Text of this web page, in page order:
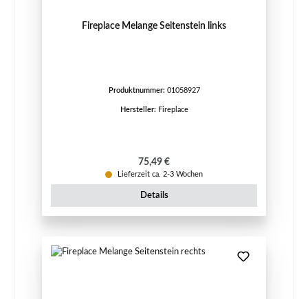
Fireplace Melange Seitenstein links
Produktnummer: 01058927
Hersteller: Fireplace
Regulärer Preis:
75,49 €
Lieferzeit ca. 2-3 Wochen
Details